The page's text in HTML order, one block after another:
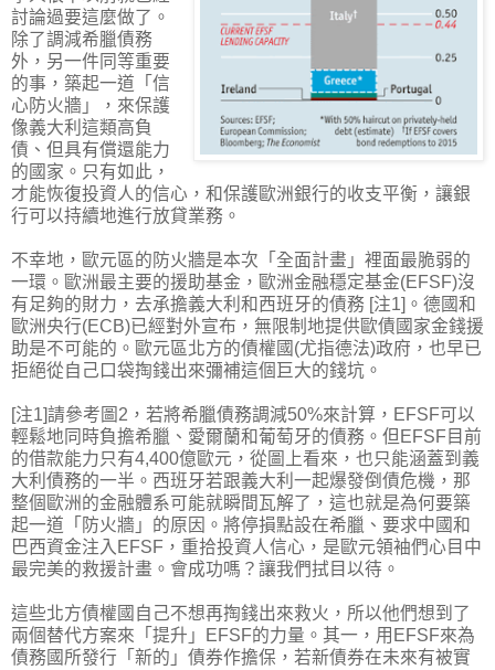
討論過要這麼做了。
除了調減希臘債務
外，另一件同等重要
的事，築起一道「信
心防火牆」，來保護
像義大利這類高負
債、但具有償還能力
的國家。只有如此，
才能恢復投資人的信心，和保護歐洲銀行的收支平衡，讓銀
行可以持續地進行放貸業務。
不幸地，歐元區的防火牆是本次「全面計畫」裡面最脆弱的
一環。歐洲最主要的援助基金，歐洲金融穩定基金(EFSF)沒
有足夠的財力，去承擔義大利和西班牙的債務 [注1]。德國和
歐洲央行(ECB)已經對外宣布，無限制地提供歐債國家金錢援
助是不可能的。歐元區北方的債權國(尤指德法)政府，也早已
拒絕從自己口袋掏錢出來彌補這個巨大的錢坑。
[注1]請參考圖2，若將希臘債務調減50%來計算，EFSF可以
輕鬆地同時負擔希臘、愛爾蘭和葡萄牙的債務。但EFSF目前
的借款能力只有4,400億歐元，從圖上看來，也只能涵蓋到義
大利債務的一半。西班牙若跟義大利一起爆發倒債危機，那
整個歐洲的金融體系可能就瞬間瓦解了，這也就是為何要築
起一道「防火牆」的原因。將停損點設在希臘、要求中國和
巴西資金注入EFSF，重拾投資人信心，是歐元領袖們心目中
最完美的救援計畫。會成功嗎？讓我們拭目以待。
這些北方債權國自己不想再掏錢出來救火，所以他們想到了
兩個替代方案來「提升」EFSF的力量。其一，用EFSF來為
債務國所發行「新的」債券作擔保，若新債券在未來有被實